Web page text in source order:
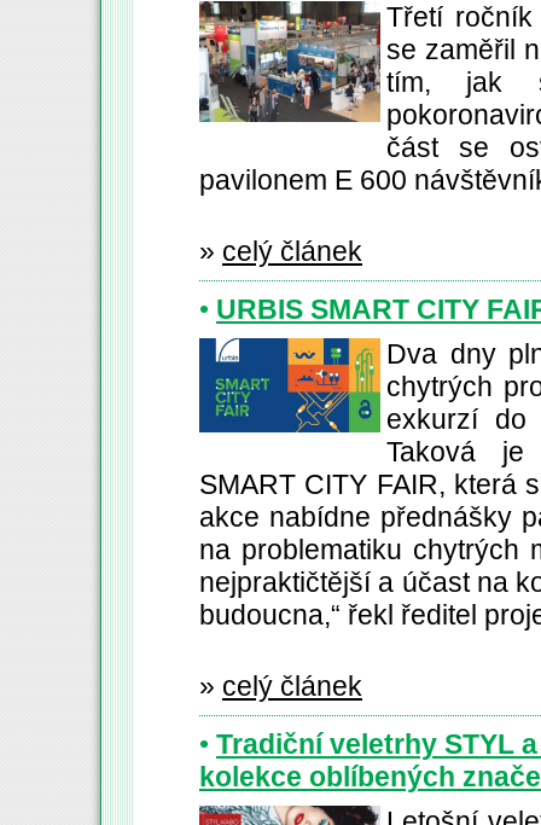
Třetí ročník
se zaměřil
tím, jak
část se
pavilonem E 600
» celý článek
• URBIS SMART CITY
Dva dny
chytrých
exkurzí do
Taková je
SMART CITY FAIR, která
akce nabídne přednášky
na problematiku chytrých
nejpraktičtější a účast na
budoucna,“ řekl ředitel
» celý článek
• Tradiční veletrhy STYL
kolekce oblíbených